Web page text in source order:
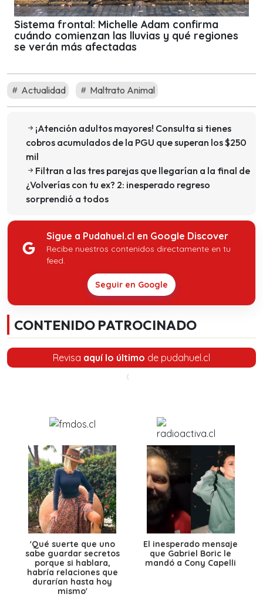
Sistema frontal: Michelle Adam confirma
cuándo comienzan las lluvias y qué regiones
se verán más afectadas
Actualidad Maltrato Animal
¡Atención adultos mayores! Consulta si tienes
cobros acumulados de la PGU que superan los $250
mil
Filtran a las tres parejas que llegarían a la final de
¿Volverías con tu ex? 2: inesperado regreso
sorprendió a todos
Sigue a Pudahuel.cl en Google Discover
Recibe nuestros contenidos directamente en tu
feed.
Seguir en Google
CONTENIDO PATROCINADO
Revisa aquí lo último de pudahuel.cl
'Qué suerte que uno
sabe guardar secretos
porque si hablara,
habría relaciones que
durarían hasta hoy
mismo'
El inesperado mensaje
que Gabriel Boric le
mandó a Cony Capelli